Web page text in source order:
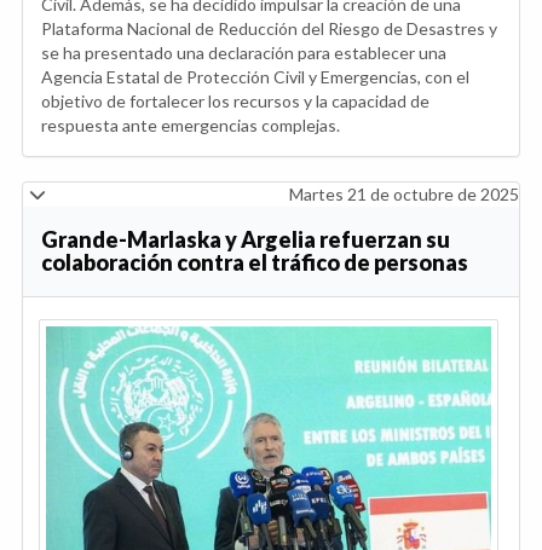
Plataforma Nacional de Reducción del Riesgo de Desastres y
se ha presentado una declaración para establecer una
Agencia Estatal de Protección Civil y Emergencias, con el
objetivo de fortalecer los recursos y la capacidad de
respuesta ante emergencias complejas.
Martes 21 de octubre de 2025
Grande-Marlaska y Argelia refuerzan su
colaboración contra el tráfico de personas